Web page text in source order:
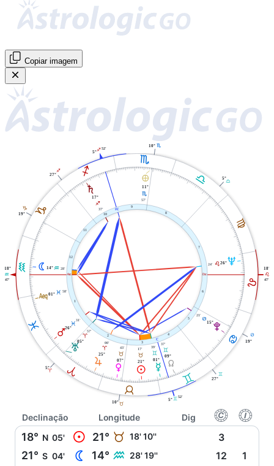
Copiar imagem
A
B
C
D
E
F
G
H
I
J
K
L
1
W
2
3
4
j
5
6
7
i
8
9
10
X
11
12
K
18°
47'
A
5°
B
10°
C
5°
52'
C
27°
D
19°
E
18°
47'
G
5°
H
10°
I
5°
52'
I
27°
J
19°
l01° L 58'
Q26°
L
31'
T
05°
A
57'
R
25°
A
00'
P
07°
B
43'
M
21°
B
17'
O
01°
C
39'
Y
09°
C
37'
V
15°
D
21'
U
26°
E
24'
È
11°
H
57'
S
17°
I
37'
N 14° K 28'
Declinação Longitude Dig f g
18° N 05' M 21° B 18' 10'' 3
21° S 04' N 14° K 28' 19'' 12 1